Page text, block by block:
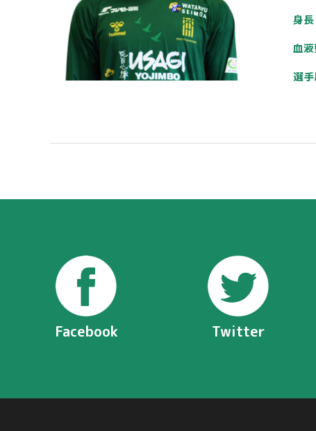
身
血液
選
Facebook Twitter